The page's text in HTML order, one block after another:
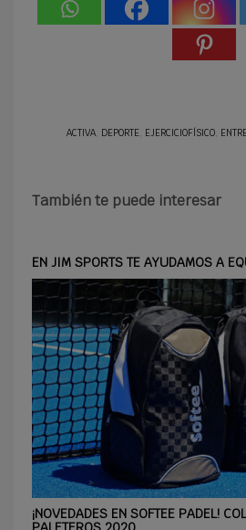
ACTIVA DEPORTE EJERCICIOFÍSICO
También te puede interesar
EN JIM SPORTS TE AYUDAMOS A
¡NOVEDADES EN SOFTEE PADEL!